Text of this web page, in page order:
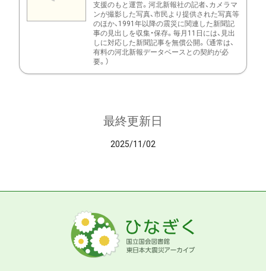
支援のもと運営。河北新報社の記者、カメラマ
ンが撮影した写真、市民より提供された写真等
のほか、1991年以降の震災に関連した新聞記
事の見出しを収集・保存。毎月11日には、見出
しに対応した新聞記事を無償公開。（通常は、
有料の河北新報データベースとの契約が必
要。）
最終更新日
2025/11/02